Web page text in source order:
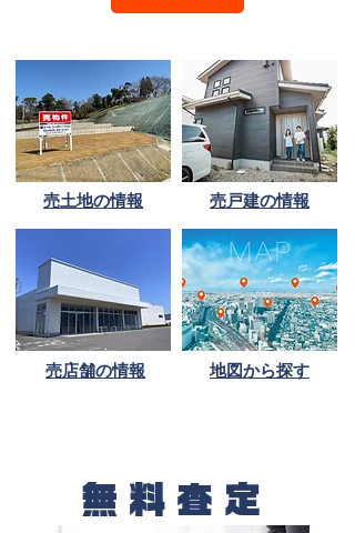
売土地の情報 売戸建の情報
売店舗の情報 地図から探す
無料査定